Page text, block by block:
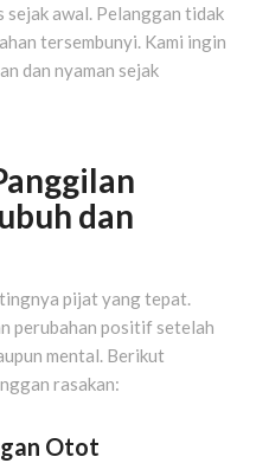
sejak awal. Pelanggan tidak
tersembunyi. Kami ingin
dan nyaman sejak
dan
pijat yang tepat.
perubahan positif setelah
mental. Berikut
rasakan:
Otot